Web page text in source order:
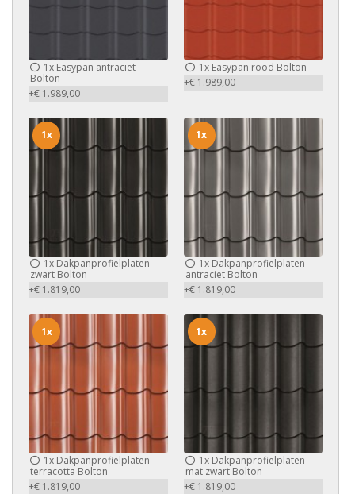
1x Easypan antraciet
Bolton
+€ 1.989,00
1xEasypan rood Bolton
+€ 1.989,00
1x Dakpanprofielplaten
zwart Bolton
+€ 1.819,00
1x
1xDakpanprofielplaten
antraciet Bolton
+€ 1.819,00
1x
1x Dakpanprofielplaten
terracotta Bolton
+€ 1.819,00
1x
1xDakpanprofielplaten
mat zwart Bolton
+€ 1.819,00
1x